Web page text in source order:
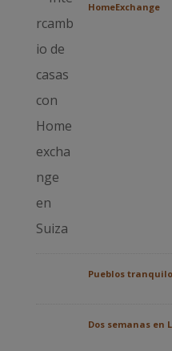
HomeExchange
Pueblos
Dos semanas en